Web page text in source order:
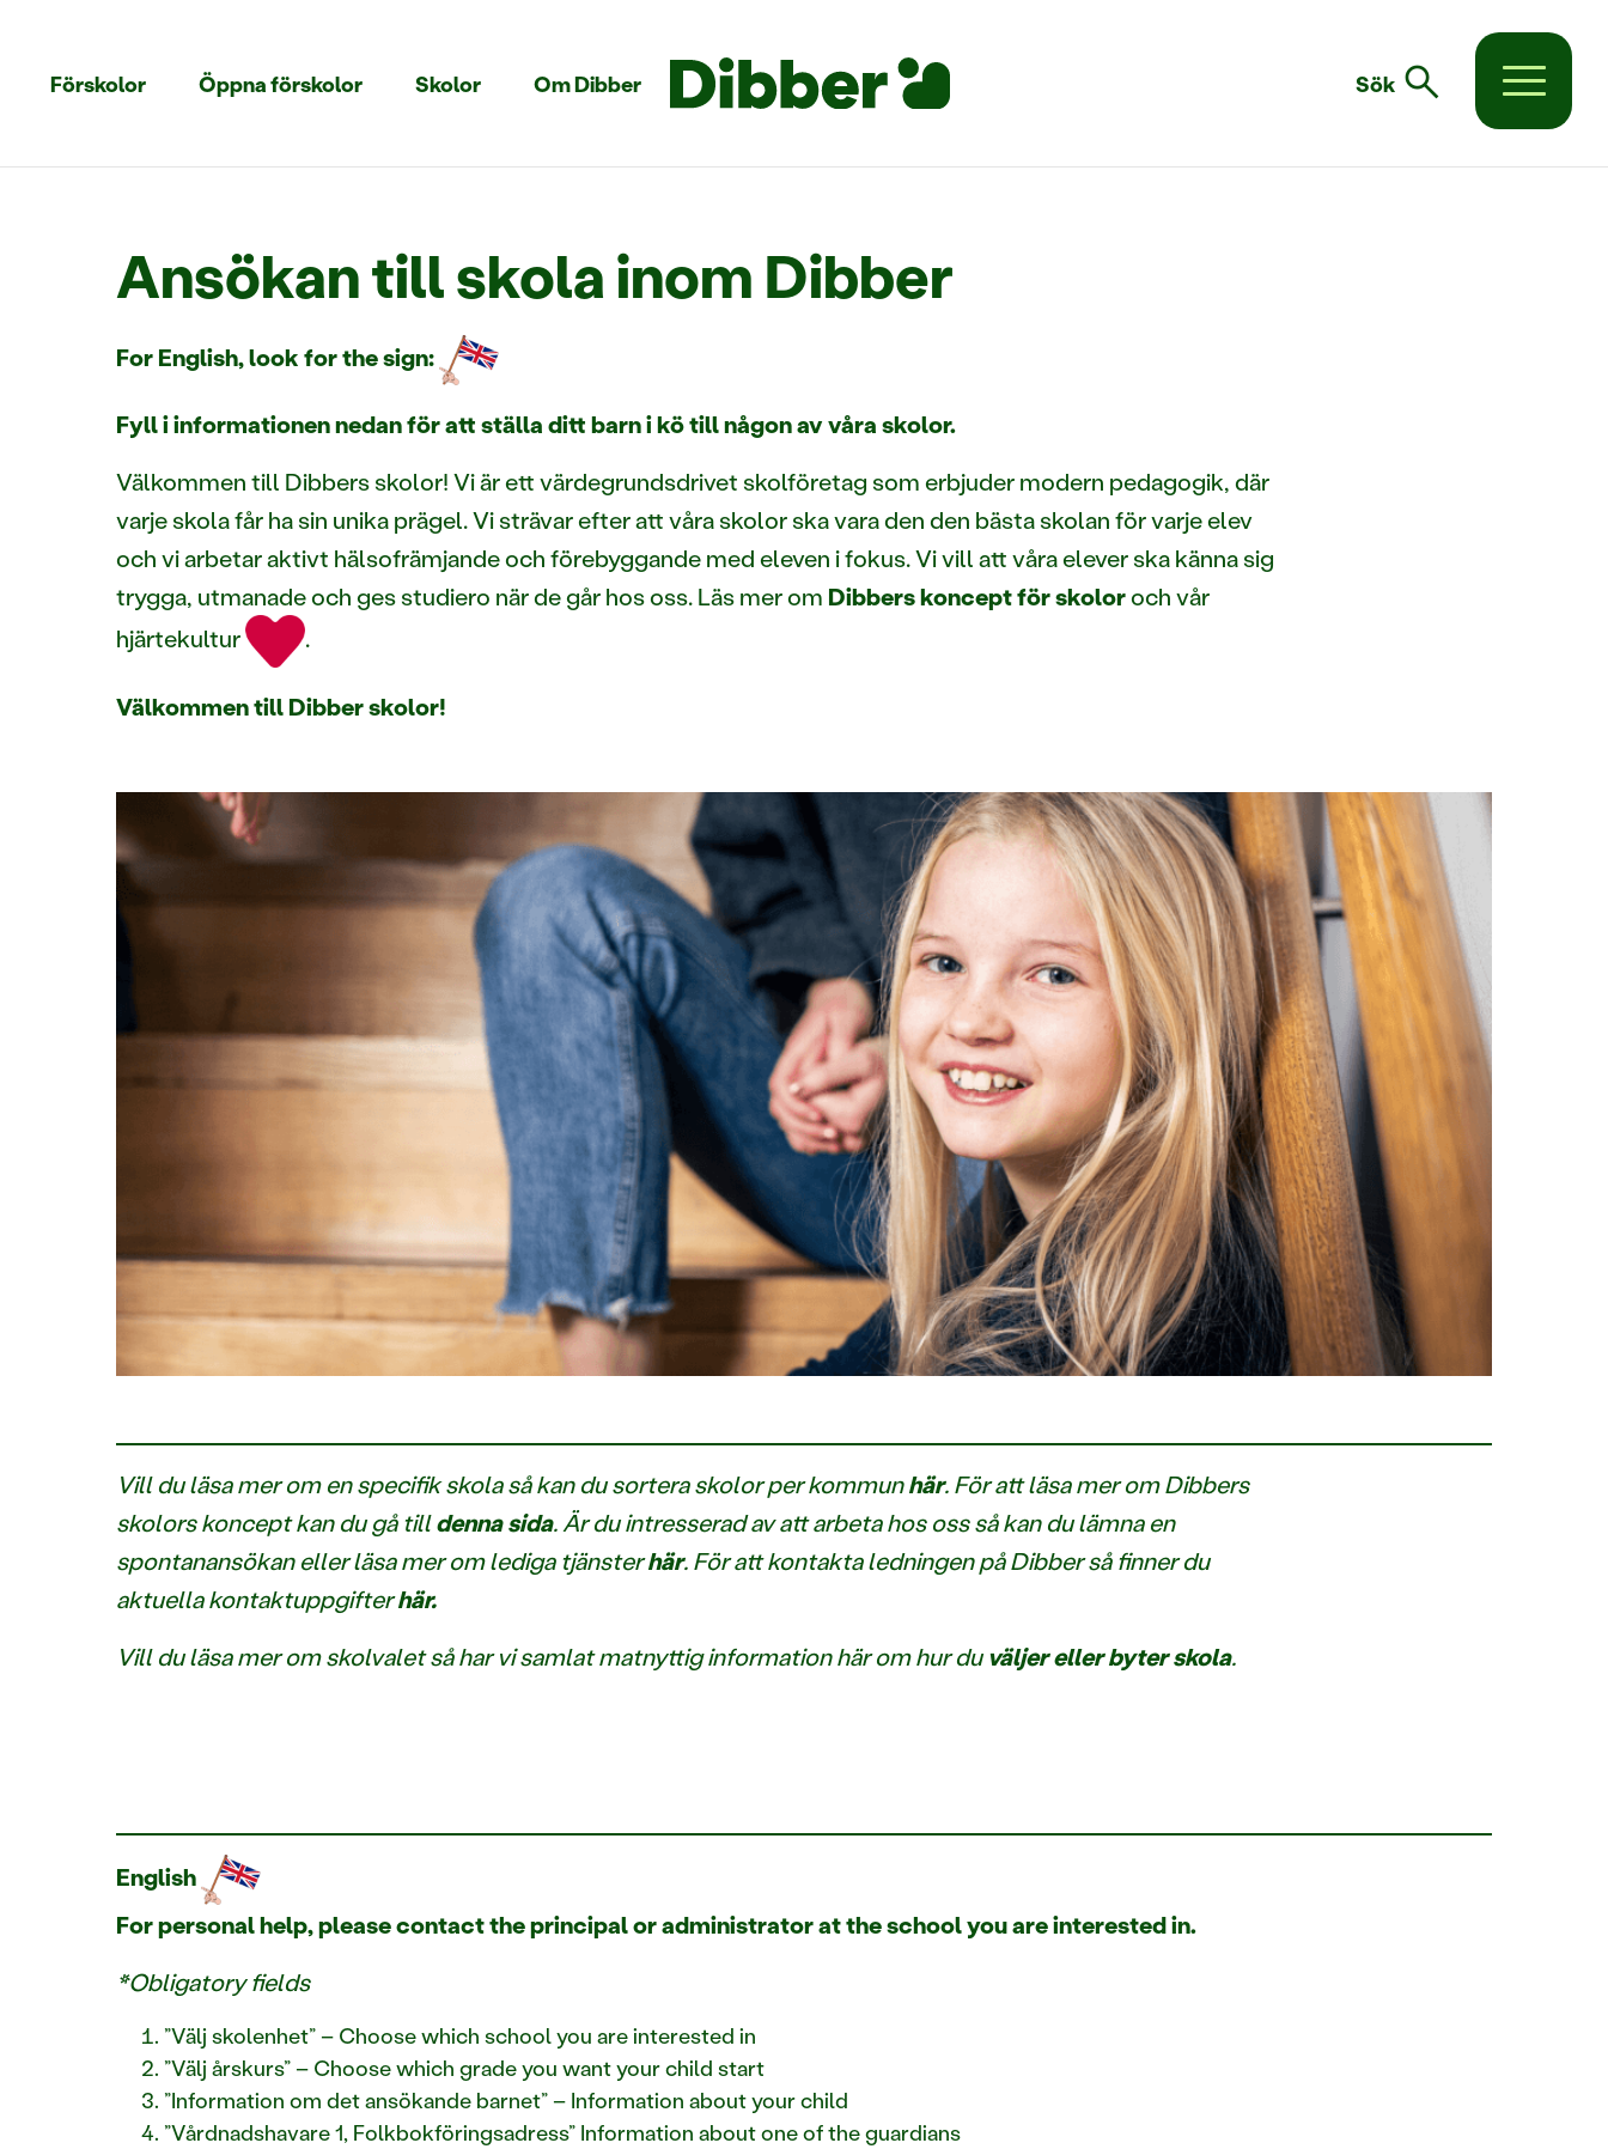
Förskolor Öppna förskolor Skolor Om Dibber Sök search
Ansökan till skola inom Dibber
For English, look for the sign:
Fyll i informationen nedan för att ställa ditt barn i kö till någon av våra skolor.
Välkommen till Dibbers skolor! Vi är ett värdegrundsdrivet skolföretag som erbjuder modern pedagogik, där
varje skola får ha sin unika prägel. Vi strävar efter att våra skolor ska vara den den bästa skolan för varje elev
och vi arbetar aktivt hälsofrämjande och förebyggande med eleven i fokus. Vi vill att våra elever ska känna sig
trygga, utmanade och ges studiero när de går hos oss. Läs mer om Dibbers koncept för skoloroch vår
hjärtekultur
.
Välkommen till Dibber skolor!
Vill du läsa mer om en specifik skola så kan du sortera skolor per kommunhär. För att läsa mer om Dibbers
skolors koncept kan du gå tilldenna sida. Är du intresserad av att arbeta hos oss så kan du lämna en
spontanansökan eller läsa mer om lediga tjänsterhär. För att kontakta ledningen på Dibber så finner du
aktuella kontaktuppgifterhär.
Vill du läsa mer om skolvalet så har vi samlat matnyttig information här om hur duväljer eller byter skola.
English
For personal help, please contact the principal or administrator at the school you are interested in.
*Obligatory fields
”Välj skolenhet” – Choose which school you are interested in
”Välj årskurs” – Choose which grade you want your child start
”Information om det ansökande barnet” – Information about your child
”Vårdnadshavare 1, Folkbokföringsadress” Information about one of the guardians